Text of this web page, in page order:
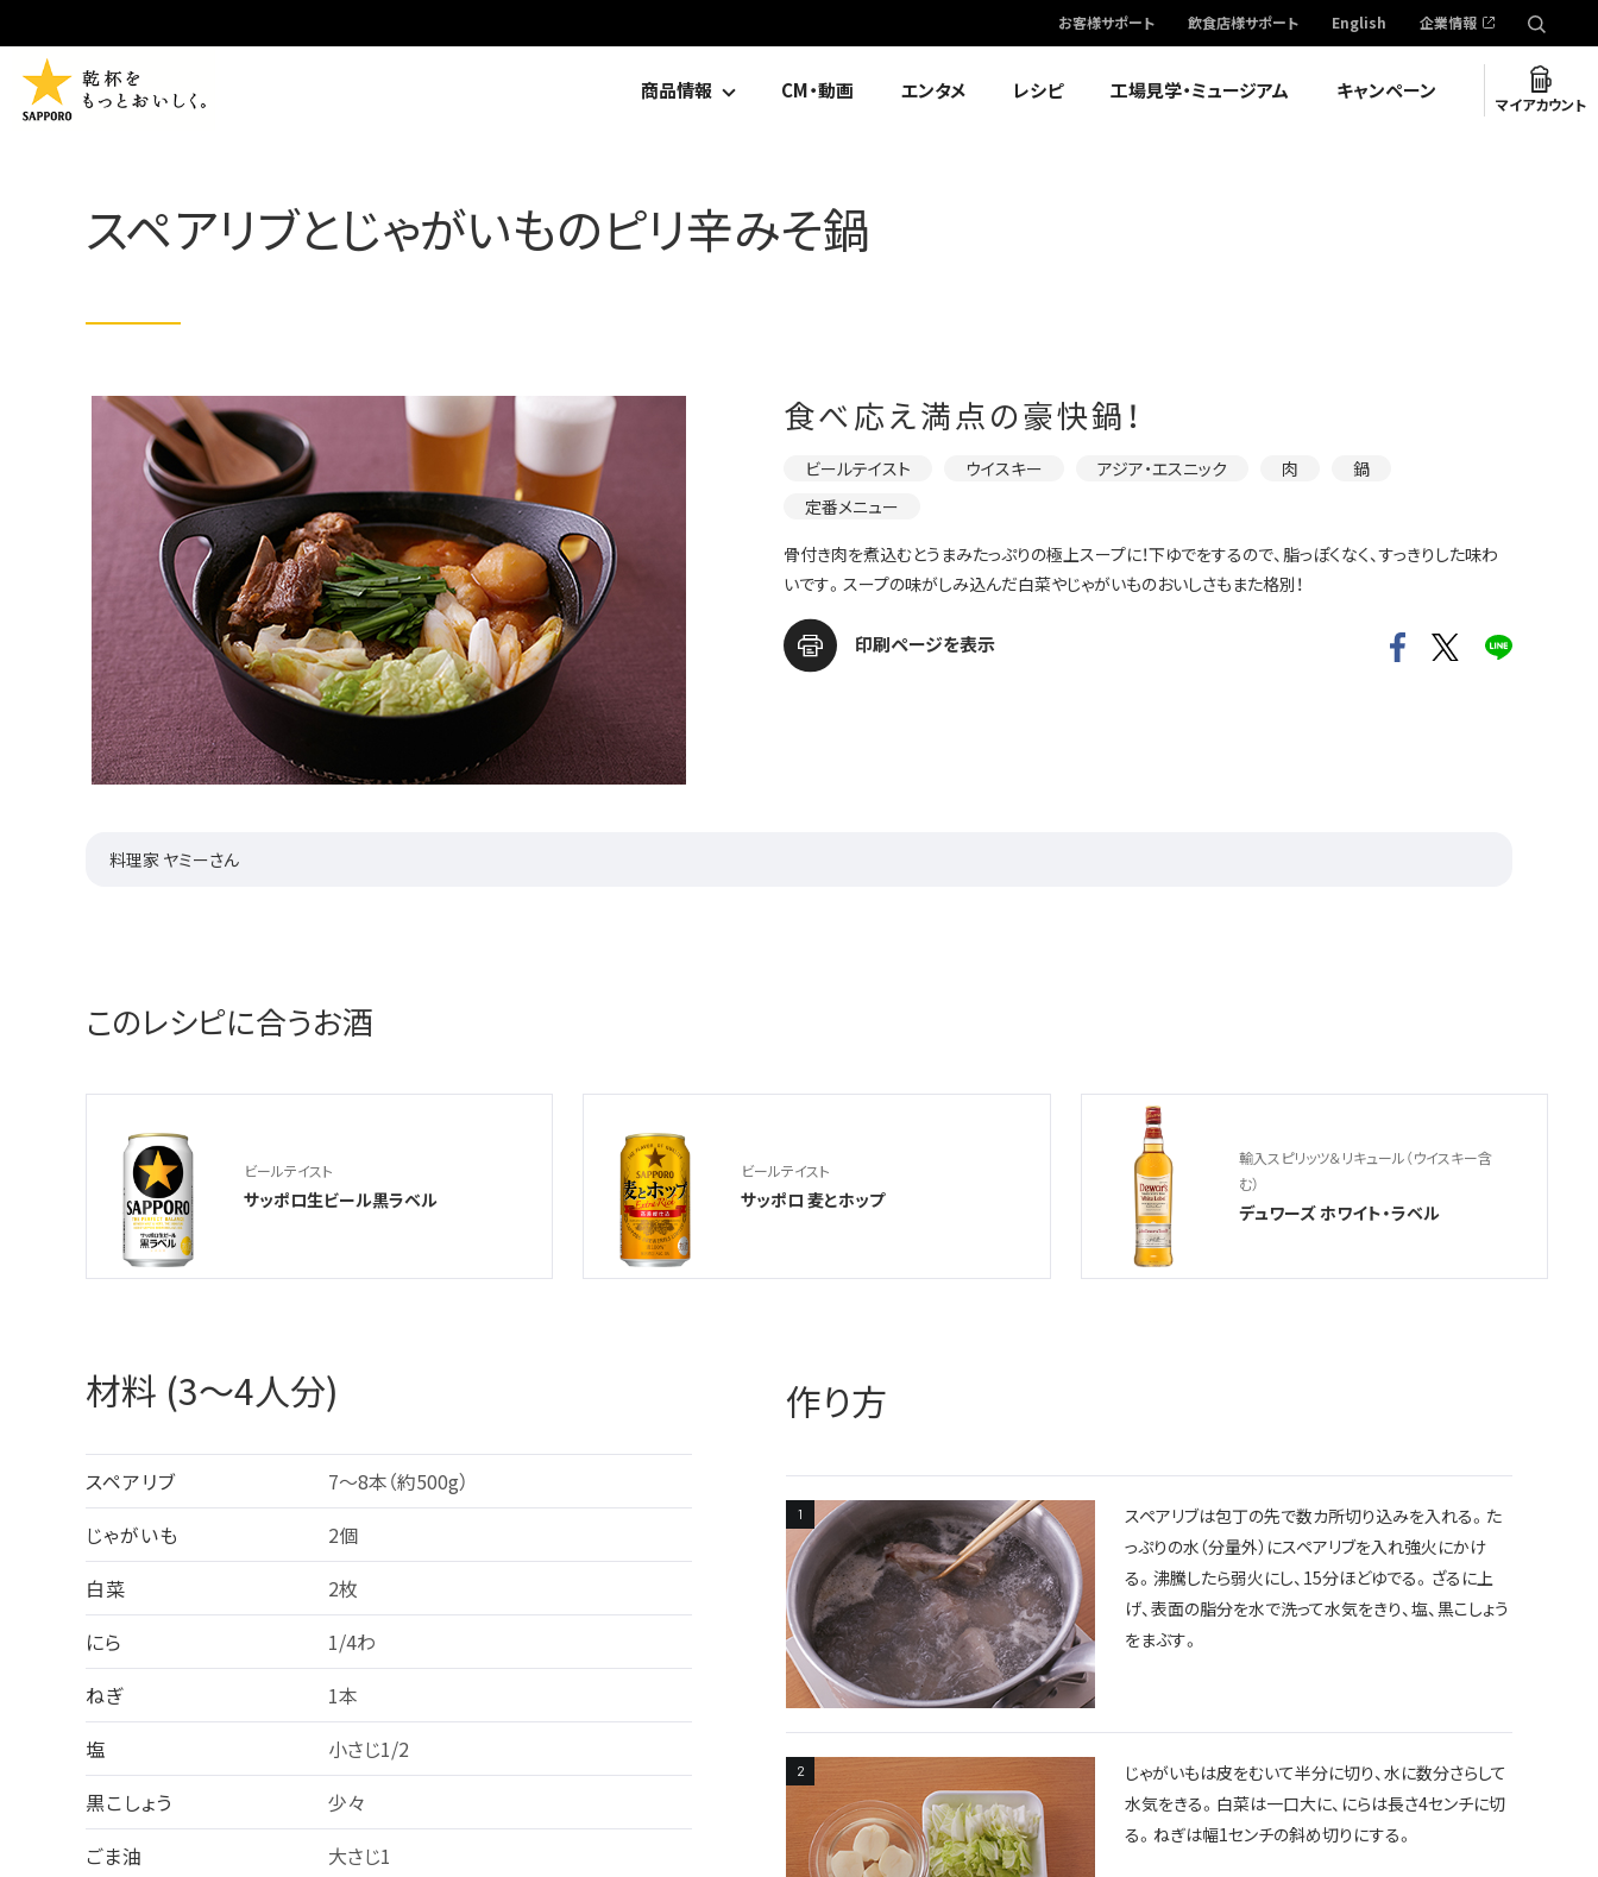
お客様サポート 飲食店様サポート English 企業情報
商品情報 CM・動画 エンタメ レシピ 工場見学・ミュージアム キャンペーン
マイアカウント
スペアリブとじゃがいものピリ辛みそ鍋
食べ応え満点の豪快鍋！
ビールテイスト ウイスキー アジア・エスニック 肉
鍋
定番メニュー
骨付き肉を煮込むとうまみたっぷりの極上スープに！下ゆでをするので、脂っぽくなく、すっきりした味わ
いです。スープの味がしみ込んだ白菜やじゃがいものおいしさもまた格別！
印刷ページを表示
料理家 ヤミーさん
このレシピに合うお酒
ビールテイスト
サッポロ生ビール黒ラベル
ビールテイスト
サッポロ 麦とホップ
輸入スピリッツ＆リキュール（ウイスキー含
む）
デュワーズ ホワイト・ラベル
材料 (3～4人分)
スペアリブ
7～8本（約500g）
じゃがいも
2個
白菜
2枚
にら
1/4わ
ねぎ
1本
塩
小さじ1/2
黒こしょう
少々
ごま油
大さじ1
作り方
スペアリブは包丁の先で数カ所切り込みを入れる。た
っぷりの水（分量外）にスペアリブを入れ強火にかけ
る。沸騰したら弱火にし、15分ほどゆでる。ざるに上
げ、表面の脂分を水で洗って水気をきり、塩、黒こしょう
をまぶす。
じゃがいもは皮をむいて半分に切り、水に数分さらして
水気をきる。白菜は一口大に、にらは長さ4センチに切
る。ねぎは幅1センチの斜め切りにする。